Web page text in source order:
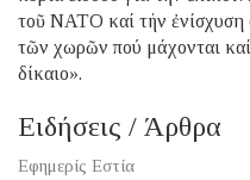
τοῦ ΝΑΤΟ καί τήν ἐνίσχυση
τῶν χωρῶν πού μάχονται καί
δίκαιο».
Ειδήσεις / Άρθρα
Εφημερίς Εστία